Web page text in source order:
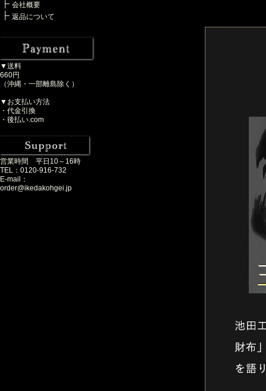
会社概要
返品について
▼送料
660円
（沖縄・一部離島除く）
▼お支払い方法
・代金引換
・後払い.com
営業時間 平日10～16時
TEL：0120-916-732
E-mail：
order@ikedakohgei.jp